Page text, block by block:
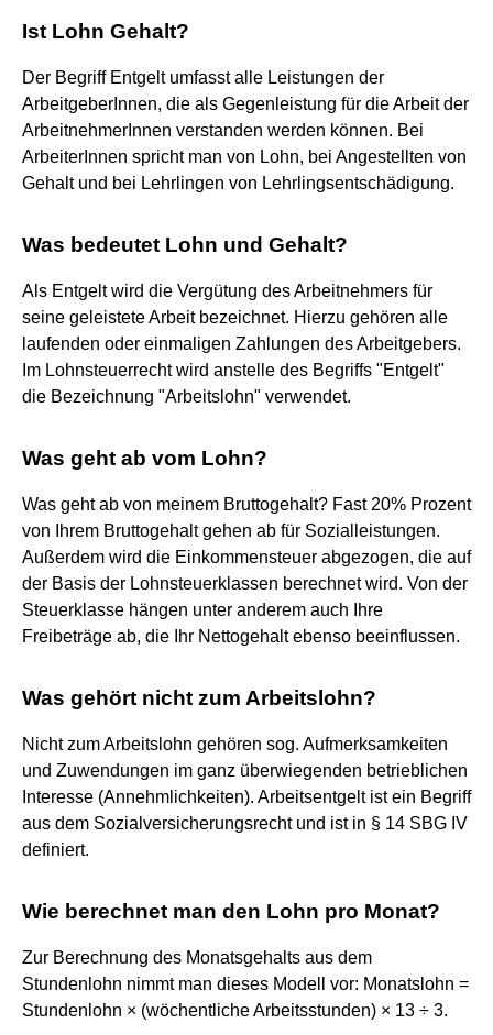
Ist Lohn Gehalt?
Der Begriff Entgelt umfasst alle Leistungen der
ArbeitgeberInnen, die als Gegenleistung für die Arbeit der
ArbeitnehmerInnen verstanden werden können. Bei
ArbeiterInnen spricht man von Lohn, bei Angestellten von
Gehalt und bei Lehrlingen von Lehrlingsentschädigung.
Was bedeutet Lohn und Gehalt?
Als Entgelt wird die Vergütung des Arbeitnehmers für
seine geleistete Arbeit bezeichnet. Hierzu gehören alle
laufenden oder einmaligen Zahlungen des Arbeitgebers.
Im Lohnsteuerrecht wird anstelle des Begriffs "Entgelt"
die Bezeichnung "Arbeitslohn" verwendet.
Was geht ab vom Lohn?
Was geht ab von meinem Bruttogehalt? Fast 20% Prozent
von Ihrem Bruttogehalt gehen ab für Sozialleistungen.
Außerdem wird die Einkommensteuer abgezogen, die auf
der Basis der Lohnsteuerklassen berechnet wird. Von der
Steuerklasse hängen unter anderem auch Ihre
Freibeträge ab, die Ihr Nettogehalt ebenso beeinflussen.
Was gehört nicht zum Arbeitslohn?
Nicht zum Arbeitslohn gehören sog. Aufmerksamkeiten
und Zuwendungen im ganz überwiegenden betrieblichen
Interesse (Annehmlichkeiten). Arbeitsentgelt ist ein Begriff
aus dem Sozialversicherungsrecht und ist in § 14 SBG IV
definiert.
Wie berechnet man den Lohn pro Monat?
Zur Berechnung des Monatsgehalts aus dem
Stundenlohn nimmt man dieses Modell vor: Monatslohn =
Stundenlohn × (wöchentliche Arbeitsstunden) × 13 ÷ 3.